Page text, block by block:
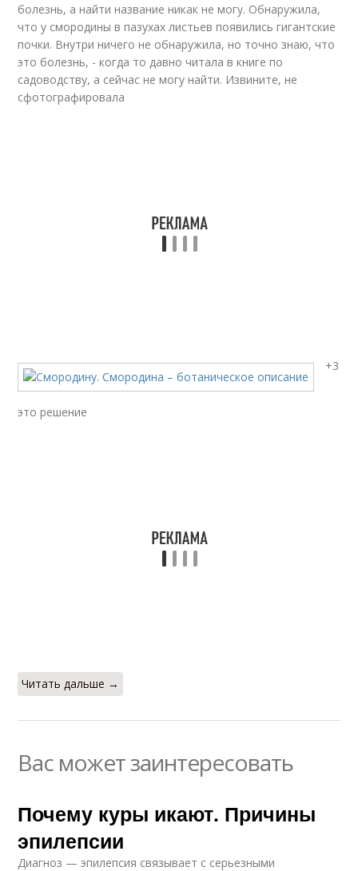
болезнь, а найти название никак не могу. Обнаружила,
что у смородины в пазухах листьев появились гигантские
почки. Внутри ничего не обнаружила, но точно знаю, что
это болезнь, - когда то давно читала в книге по
садоводству, а сейчас не могу найти. Извините, не
сфотографировала
+3
это решение
Читать дальше →
Вас может заинтересовать
Почему куры икают. Причины
эпилепсии
Диагноз — эпилепсия связывает с серьезными